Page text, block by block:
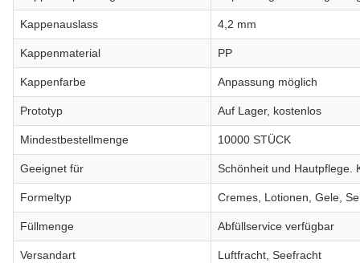
Kappenauslass 4,2 mm
Kappenmaterial PP
Kappenfarbe Anpassung möglich
Prototyp Auf Lager, kostenlos
Mindestbestellmenge 10000 STÜCK
Geeignet für Schönheit und Hautpflege.
Formeltyp Cremes, Lotionen, Gele,
Füllmenge Abfüllservice verfügbar
Versandart Luftfracht, Seefracht